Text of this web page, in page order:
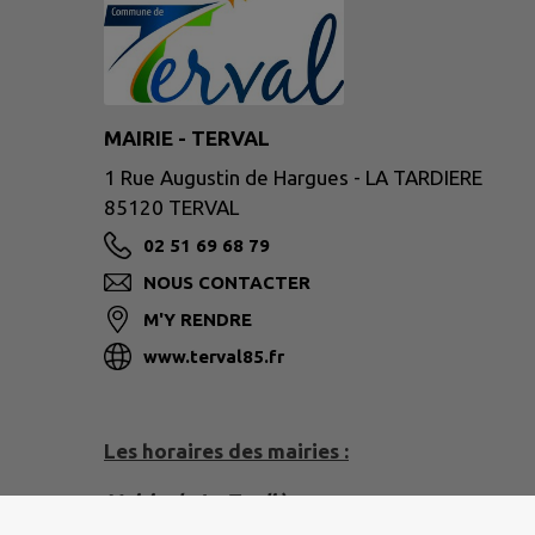
MAIRIE - TERVAL
1 Rue Augustin de Hargues - LA TARDIERE
85120 TERVAL
02 51 69 68 79
NOUS CONTACTER
M'Y RENDRE
www.terval85.fr
Les horaires des mairies :
Mairie de La Tardière